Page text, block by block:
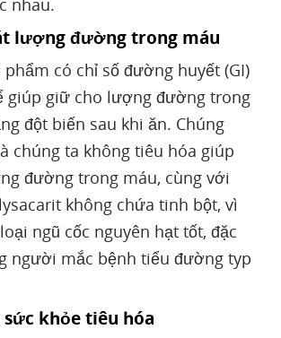
nhau.
lượng đường trong máu
có chỉ số đường huyết (GI)
giúp giữ cho lượng đường trong
đột biến sau khi ăn. Chúng
chúng ta không tiêu hóa giúp
đường trong máu, cùng với
không chứa tinh bột, vì
ngũ cốc nguyên hạt tốt, đặc
người mắc bệnh tiểu đường typ
sức khỏe tiêu hóa